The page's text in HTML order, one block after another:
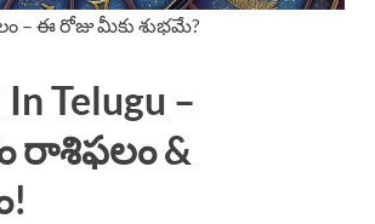
– ఈ రోజు మీకు శుభమే?
Telugu –
రాశిఫలం &